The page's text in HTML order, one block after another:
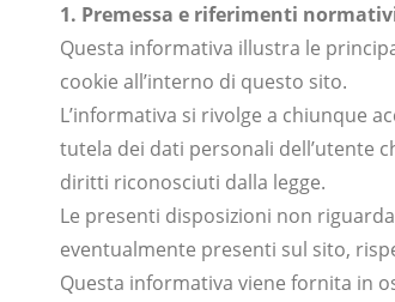
1. Premessa e riferimenti
Questa informativa illustra le
cookie all’interno di questo sito.
L’informativa si rivolge a chiunque
tutela dei dati personali dell’utente
diritti riconosciuti dalla legge.
Le presenti disposizioni non
eventualmente presenti sul sito,
Questa informativa viene fornita in